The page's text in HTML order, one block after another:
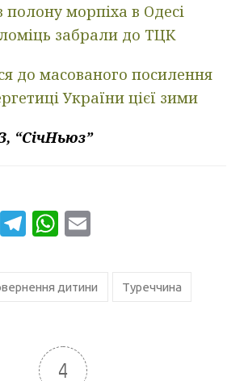
полону морпіха в Одесі
забрали до ТЦК
до масованого посилення
України цієї зими
“СічНьюз”
ViberTelegram
WhatsApp
дитини Туреччина
4